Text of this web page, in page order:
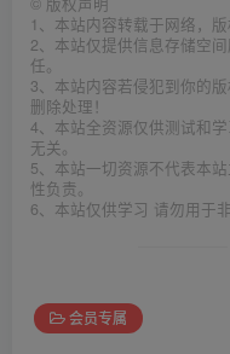
1、本站内容转载于网络，版
2、本站仅提供信息存储空
任。
3、本站内容若侵犯到你的
删除处理！
4、本站全资源仅供测试和
无关。
5、本站一切资源不代表本
性负责。
6、本站仅供学习 请勿用于
会员专属